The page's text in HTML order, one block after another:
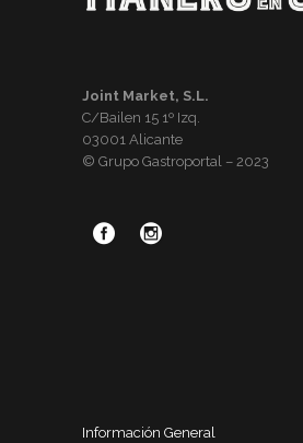
Joint Market, S.L.
C/Bailen 15 1º Izq.
03001 Alicante
© Grupo Gastroportal – 2023
Información General